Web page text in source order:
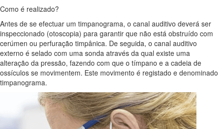
Como é realizado?
Antes de se efectuar um timpanograma, o canal auditivo deverá ser
inspeccionado (otoscopia) para garantir que não está obstruído com
cerúmen ou perfuração timpânica. De seguida, o canal auditivo
externo é selado com uma sonda através da qual existe uma
alteração da pressão, fazendo com que o tímpano e a cadeia de
ossículos se movimentem. Este movimento é registado e denominado
timpanograma.